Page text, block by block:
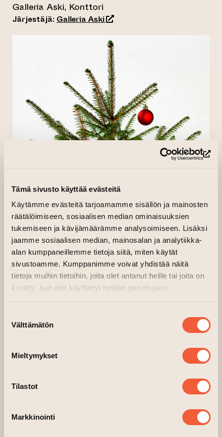
Tämä sivusto käyttää evästeitä
Käytämme evästeitä tarjoamamme sisällön ja mainosten
räätälöimiseen, sosiaalisen median ominaisuuksien
tukemiseen ja kävijämäärämme analysoimiseen. Lisäksi
jaamme sosiaalisen median, mainosalan ja analytiikka-
alan kumppaneillemme tietoja siitä, miten käytät
sivustoamme. Kumppanimme voivat yhdistää näitä
tietoja muihin tietoihin, joita olet antanut heille tai joita on
kerätty, kun olet käyttänyt heidän palvelujaan.
valinta
Välttämätön
Mieltymykset
Tilastot
Markkinointi
Galleria Aski, Konttori
Järjestäjä: Galleria Aski(siirtyy toiseen
Stille Nacht 2022: Vesa Aaltonen
Rettigin kuvataiteilijat – Juldrömmar
11.-22.12.2024 ti-su klo 12-18
Avajaiset 10.12. klo 17-19
Vuosi sitten joulun alla meillä oli
unelma. Vain reilu puoli vuotta on siitä,
kun galleria Askin avajaisia juhlittiin.
Vauhti on ollut huima ja
vietetty kahden viikon välein ja nyt
numero 16. Juldrömmar on